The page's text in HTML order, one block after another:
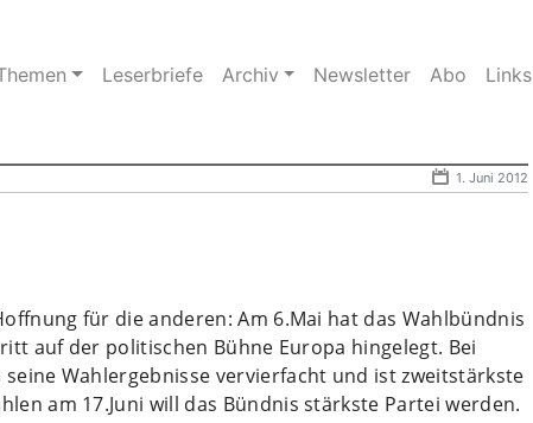
Leserbriefe Archiv Newsletter Abo Links
1. Juni 2012
für die anderen: Am 6.Mai hat das Wahlbündnis
auf der politischen Bühne Europa hingelegt. Bei
Wahlergebnisse vervierfacht und ist zweitstärkste
am 17.Juni will das Bündnis stärkste Partei werden.